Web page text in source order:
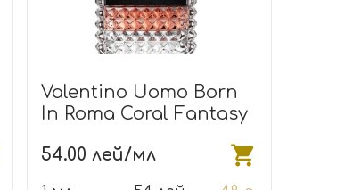
Valentino Uomo Born
In Roma Coral Fantasy
54.00 лей/мл